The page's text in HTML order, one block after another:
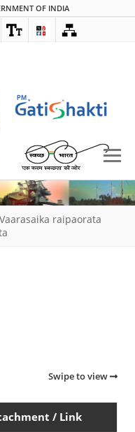
OF INDIA
Vaarasaika raipaorata
Swipe to view
/ Link